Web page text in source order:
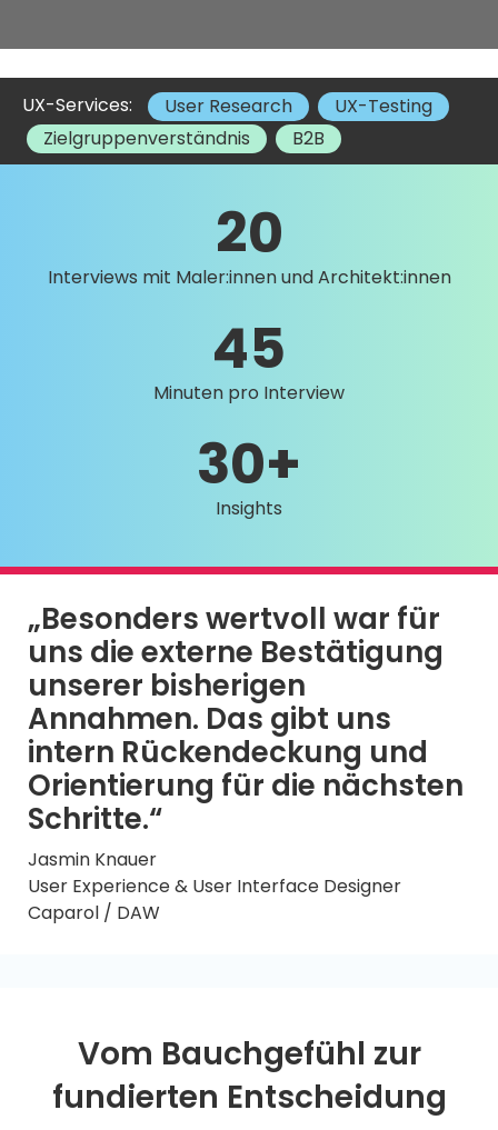
UX-Services: User Research
UX-Testing
Zielgruppenverständnis
B2B
20
Interviews mit Maler:innen und Architekt:innen
45
Minuten pro Interview
30+
Insights
„Besonders wertvoll war für
uns die externe Bestätigung
unserer bisherigen
Annahmen. Das gibt uns
intern Rückendeckung und
Orientierung für die nächsten
Schritte.“
Jasmin Knauer
User Experience & User Interface Designer
Caparol / DAW
Vom Bauchgefühl zur
fundierten Entscheidung